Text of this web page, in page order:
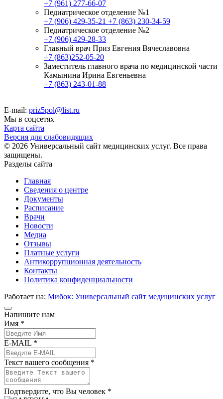
+7 (961) 277-66-07
Педиатрическое отделение №1
+7 (906) 429-35-21 +7 (863) 230-34-59
Педиатрическое отделение №2
+7 (906) 429-28-33
Главный врач Приз Евгения Вячеславовна
+7 (863)252-05-20
Заместитель главного врача по медицинской части
Камынина Ирина Евгеньевна
+7 (863) 243-01-88
E-mail: priz5pol@list.ru
Мы в соцсетях
Карта сайта
Версия для слабовидящих
© 2026 Универсальный сайт медицинских услуг. Все права
защищены.
Разделы сайта
Главная
Сведения о центре
Документы
Расписание
Врачи
Новости
Медиа
Отзывы
Платные услуги
Антикоррупционная деятельность
Контакты
Политика конфиденциальности
Работает на: Мибок: Универсальный сайт медицинских услуг
Напишите нам
Имя *
E-MAIL *
Текст вашего сообщения *
Подтвердите, что Вы человек *